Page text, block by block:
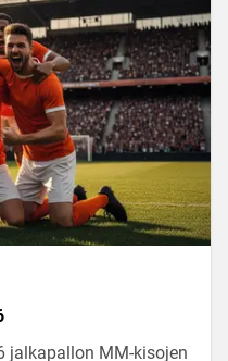
kynnyksellä.
jalkapallon MM-kisojen